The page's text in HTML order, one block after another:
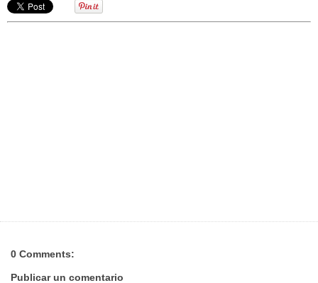
0 Comments:
Publicar un comentario